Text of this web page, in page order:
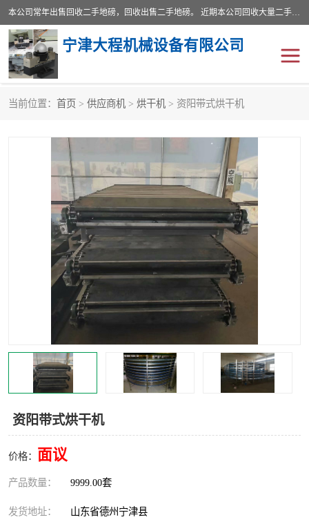
本公司常年出售回收二手地磅，回收出售二手地磅。 近期本公司回收大量二手地磅，型号齐全，宽度从2米到3.5米，长度5米到25米，承重吨位从10到200吨，成色7—9成新。 ? 使用年限6个月至2年，产品来源于个人闲置品，工矿企业停用品，因小换大而来。 精准度和新的一样， 二手地磅是内行人的选择，打个电话就省钱朋友您好等什么
宁津大程机械设备有限公司
当前位置： 首页 > 供应商机 > 烘干机 > 资阳带式烘干机
资阳带式烘干机
价格： 面议
产品数量： 9999.00套
发货地址： 山东省德州宁津县
地磅传感器 废纸打包机
食品烘干机
装载机电子秤 输送机
半自动输送机 全自动输送机
冷却塔 食品螺旋塔
木材撕碎机
塑料撕碎机 金属撕碎机